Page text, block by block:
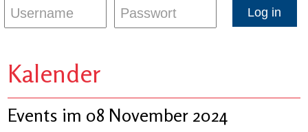
Kalender
Events im 08 November 2024